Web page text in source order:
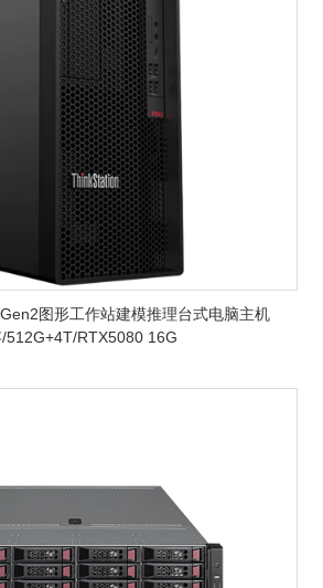
图形工作站建模推理台式电脑主机
512G+4T/RTX5080 16G